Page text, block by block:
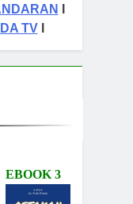
TVI
EBOOK 3